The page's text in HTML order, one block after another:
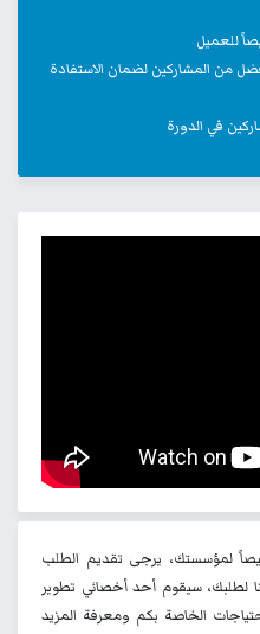
للعميل
من المشاركين لضمان الاستفادة
في الدورة
لمؤسستك، يرجى تقديم الطلب
لطلبك، سيقوم أحد أخصائي تطوير
الخاصة بكم ومعرفة المزيد